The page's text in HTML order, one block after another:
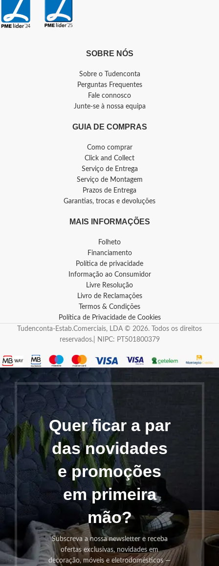
SOBRE NÓS
Sobre o Tudenconta
Perguntas Frequentes
Fale connosco
Junte-se à nossa equipa
GUIA DE COMPRAS
Como comprar
Click and Collect
Serviço de Entrega
Serviço de Montagem
Prazos de Entrega
Garantias, trocas e devoluções
MAIS INFORMAÇÕES
Folheto
Financiamento
Política de privacidade
Informação ao Consumidor
Livre Resolução
Livro de Reclamações
Termos & Condições
Política de Privacidade de Cookies
Tudenconta-Estab.Comerciais, LDA © 2026. Todos os direitos
reservados.| NIPC: PT501800379
Quer ficar a par
das novidades
e promoções
em primeira
mão?
Subscreva a nossa newsletter e receba
ofertas exclusivas, novidades em
decoração, móveis e eletrodomésticos —